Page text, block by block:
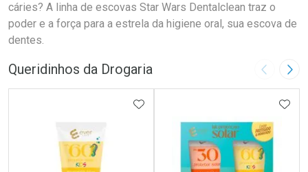
cáries? A linha de escovas Star Wars Dentalclean traz o
poder e a força para a estrela da higiene oral, sua escova de
dentes.
Queridinhos da Drogaria Imagem
ADICIONAR AOS FAVORITOS